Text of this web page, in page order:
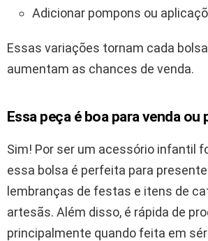
Adicionar pompons ou
Essas variações tornam cada
aumentam as chances de venda.
Essa peça é boa para venda ou
Sim! Por ser um acessório infantil
essa bolsa é perfeita para
lembranças de festas e itens de
artesãs. Além disso, é rápida de
principalmente quando feita em